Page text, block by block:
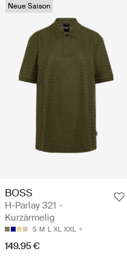
Neue Saison
BOSS
H-Parlay 321 -
Kurzärmelig
S M L XL XXL
149.95 €